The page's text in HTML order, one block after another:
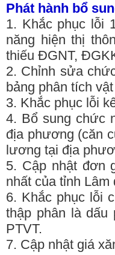
Phát hành bổ
1. Khắc phục lỗi
năng hiện thị
thiếu ĐGNT,
2. Chỉnh sửa
bảng phân tích
3. Khắc phục lỗi
4. Bổ sung chức
địa phương (căn
lương tại địa
5. Cập nhật đơn
nhất của tỉnh Lâm
6. Khắc phục lỗi
thập phân là
PTVT.
7. Cập nhật giá